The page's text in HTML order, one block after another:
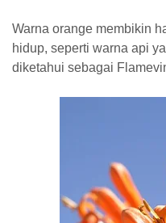
Warna orange membikin
hidup, seperti warna api
diketahui sebagai